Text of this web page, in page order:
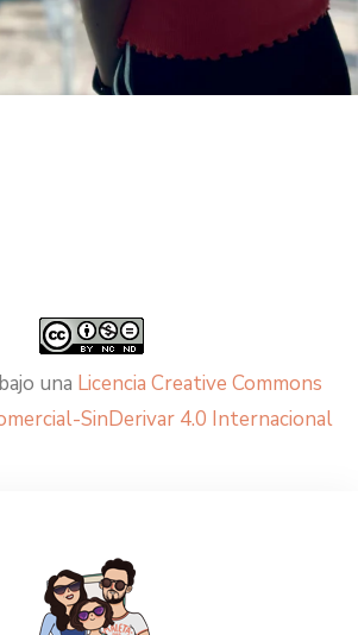
una Licencia Creative Commons
SinDerivar 4.0 Internacional